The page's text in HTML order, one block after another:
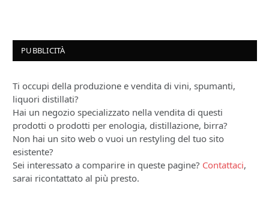
PUBBLICITÀ
Ti occupi della produzione e vendita di vini, spumanti,
liquori distillati?
Hai un negozio specializzato nella vendita di questi
prodotti o prodotti per enologia, distillazione, birra?
Non hai un sito web o vuoi un restyling del tuo sito
esistente?
Sei interessato a comparire in queste pagine? Contattaci,
sarai ricontattato al più presto.